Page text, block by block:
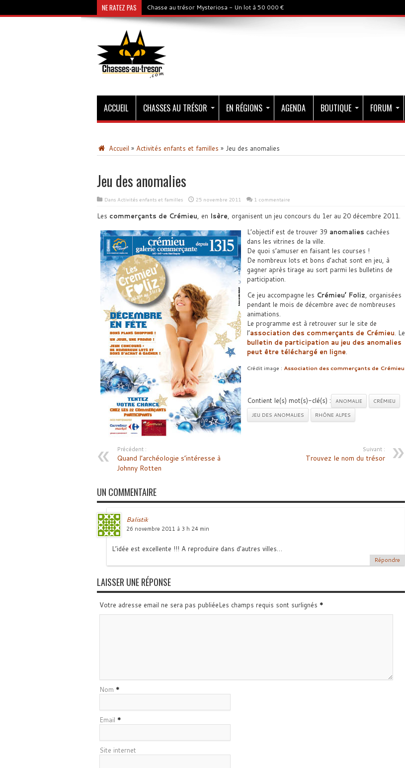
NE RATEZ PAS Chasse au trésor Mysteriosa - Un lot à 50 000 €
ACCUEIL CHASSES AU TRÉSOR EN RÉGIONS AGENDA BOUTIQUE FORUM
Accueil » Activités enfants et familles » Jeu des anomalies
Jeu des anomalies
Dans Activités enfants et familles 25 novembre 2011 1 commentaire
Les commerçants de Crémieu, en Isère, organisent un jeu concours du 1er au 20 décembre 2011.
L’objectif est de trouver 39 anomalies cachées
dans les vitrines de la ville.
De quoi s’amuser en faisant les courses !
De nombreux lots et bons d’achat sont en jeu, à
gagner après tirage au sort parmi les bulletins de
participation.
Ce jeu accompagne les Crémieu’ Foliz, organisées
pendant le mois de décembre avec de nombreuses
animations.
Le programme est à retrouver sur le site de
l’association des commerçants de Crémieu. Le
bulletin de participation au jeu des anomalies
peut être téléchargé en ligne.
Crédit image : Association des commerçants de Crémieu
Contient le(s) mot(s)-clé(s) : ANOMALIE
CRÉMIEU
JEU DES ANOMALIES
RHÔNE ALPES
Précédent :
Quand l’archéologie s’intéresse à
Johnny Rotten
Suivant :
Trouvez le nom du trésor
UN COMMENTAIRE
Balistik
26 novembre 2011 à 3 h 24 min
L’idée est excellente !!! A reproduire dans d’autres villes…
Répondre
LAISSER UNE RÉPONSE
Votre adresse email ne sera pas publiéeLes champs requis sont surlignés *
Nom *
Email *
Site internet